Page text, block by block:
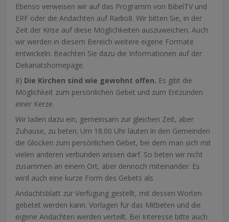
Ebenso verweisen wir auf das Programm von BibelTV und
ERF oder die Andachten auf Radio8. Wir bitten Sie, in der
Zeit der Krise auf diese Möglichkeiten auszuweichen. Auch
wir werden in diesem Bereich weitere eigene Formate
entwickeln. Beachten Sie dazu die Informationen auf der
Dekanatshomepage.
8) Die Kirchen sind wie gewohnt offen. Es gibt die
Möglichkeit zum persönlichen Gebet und zum Entzünden
einer Kerze.
Wir laden dazu ein, gemeinsam zur gleichen Zeit, aber
Zuhause, zu beten. Um 18.00 Uhr läuten in den Gemeinden
die Glocken zum persönlichen Gebet, bei dem man sich mit
vielen anderen verbunden wissen darf. So beten wir nicht
zusammen an einem Ort, aber dennoch miteinander. Es
wird auch eine kurze Form des Gebets als
Andachtsblatt zur Verfügung gestellt, mit dessen Worten
gebetet werden kann. Vorlagen für das Mitbeten und die
eigene Andachten werden verteilt. Bei Interesse bitte auch